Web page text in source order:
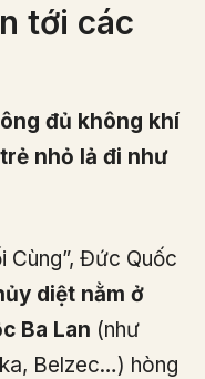
tới các
đủ không khí
nhỏ lả đi như
Cùng”, Đức Quốc
diệt nằm ở
Ba Lan (như
Belzec…) hòng